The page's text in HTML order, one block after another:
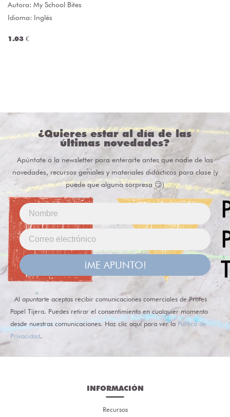
Autora: My School Bites
Idioma: Inglés
1.03 €
¿Quieres estar al día de las
últimas novedades?
Apúntate a la newsletter para enterarte antes que nadie de las
novedades, recursos geniales y materiales didácticos para clase (y
puede que alguna sorpresa 😏)
¡ME APUNTO!
Al apuntarte aceptas recibir comunicaciones comerciales de Profes
Papel Tijera. Puedes retirar el consentimiento en cualquier momento
desde nuestras comunicaciones. Haz clic aquí para ver la Política de
Privacidad.
INFORMACIÓN
Recursos